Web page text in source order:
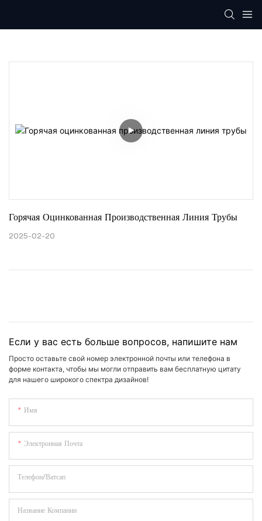
Горячая Оцинкованная Производственная Линия Трубы
2025-02-20
Если у вас есть больше вопросов, напишите нам
Просто оставьте свой номер электронной почты или телефона в
форме контакта, чтобы мы могли отправить вам бесплатную цитату
для нашего широкого спектра дизайнов!
Имя
Электронная Почта
Телефон/Ватсап
Название Компании